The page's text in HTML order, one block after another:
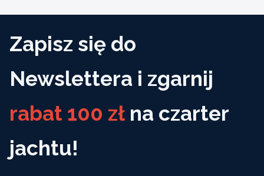
Zapisz się do
Newslettera i zgarnij
rabat 100 zł na czarter
jachtu!